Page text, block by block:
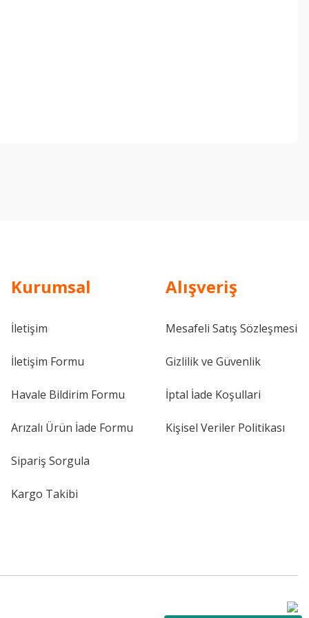
Kurumsal
İletişim
İletişim Formu
Havale Bildirim Formu
Arızalı Ürün İade Formu
Sipariş Sorgula
Kargo Takibi
Alışveriş
Mesafeli Satış Sözleşmesi
Gizlilik ve Güvenlik
İptal İade Koşullari
Kişisel Veriler Politikası